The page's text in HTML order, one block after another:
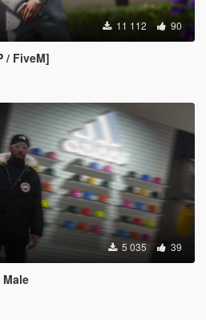
11 112 90
/ FiveM]
5 035 39